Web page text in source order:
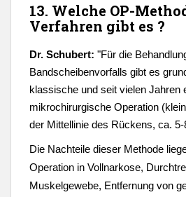
13. Welche OP-
Verfahren gibt es ?
Dr. Schubert: "Für die
Bandscheibenvorfalls gibt es
klassische und seit vielen Jahren
mikrochirurgische Operation
der Mittellinie des Rückens, ca.
Die Nachteile dieser Methode
Operation in Vollnarkose,
Muskelgewebe, Entfernung von